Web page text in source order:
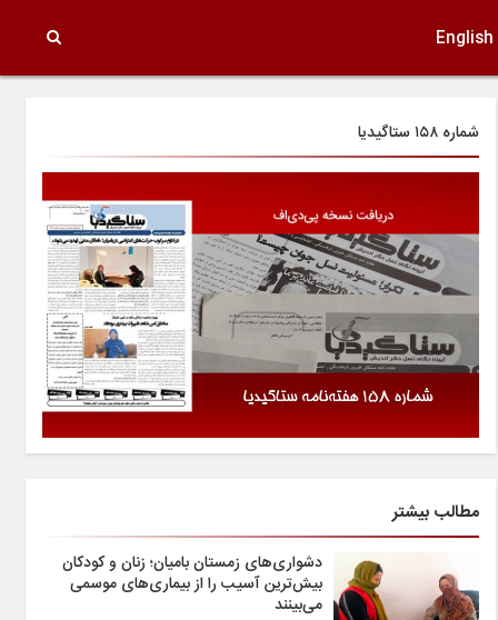
English
شماره ۱۵۸ ستاگیدیا
مطالب بیشتر
دشواری‌های زمستان بامیان؛ زنان و کودکان
بیش‌ترین آسیب را از بیماری‌های موسمی
می‌بینند